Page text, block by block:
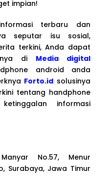
impian!
terbaru dan
seputar isu sosial,
terkini, Anda dapat
di Media digital
android anda
Forto.id solusinya
tentang handphone
informasi
No.57, Menur
Surabaya, Jawa Timur